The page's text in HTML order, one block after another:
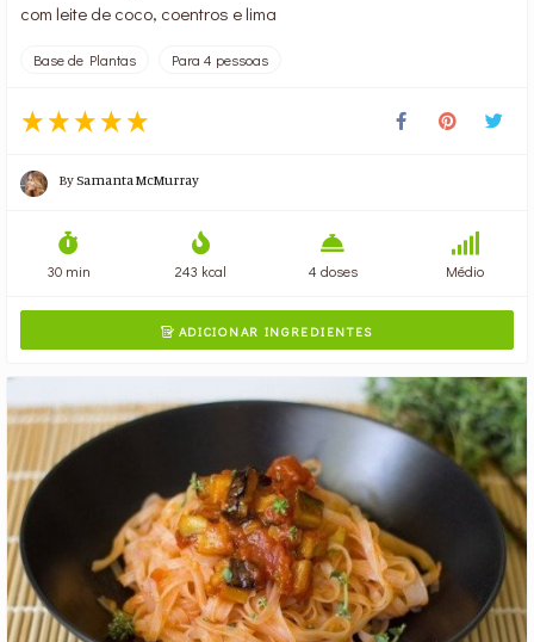
com leite de coco, coentros e lima
Base de Plantas Para 4 pessoas
BySamanta McMurray
30 min 243 kcal 4 doses Médio
ADICIONAR INGREDIENTES